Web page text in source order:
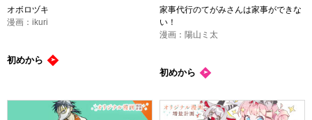
オボロヅキ
漫画：ikuri
初めから
家事代行のてがみさんは家事ができな
い！
漫画：陽山ミ太
初めから